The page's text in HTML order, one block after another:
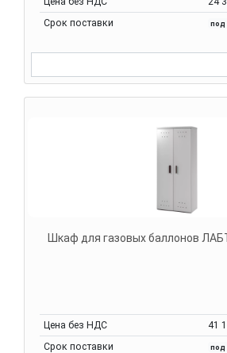
Срок поставки
под
Шкаф для газовых баллонов
Цена без НДС
41
Срок поставки
под